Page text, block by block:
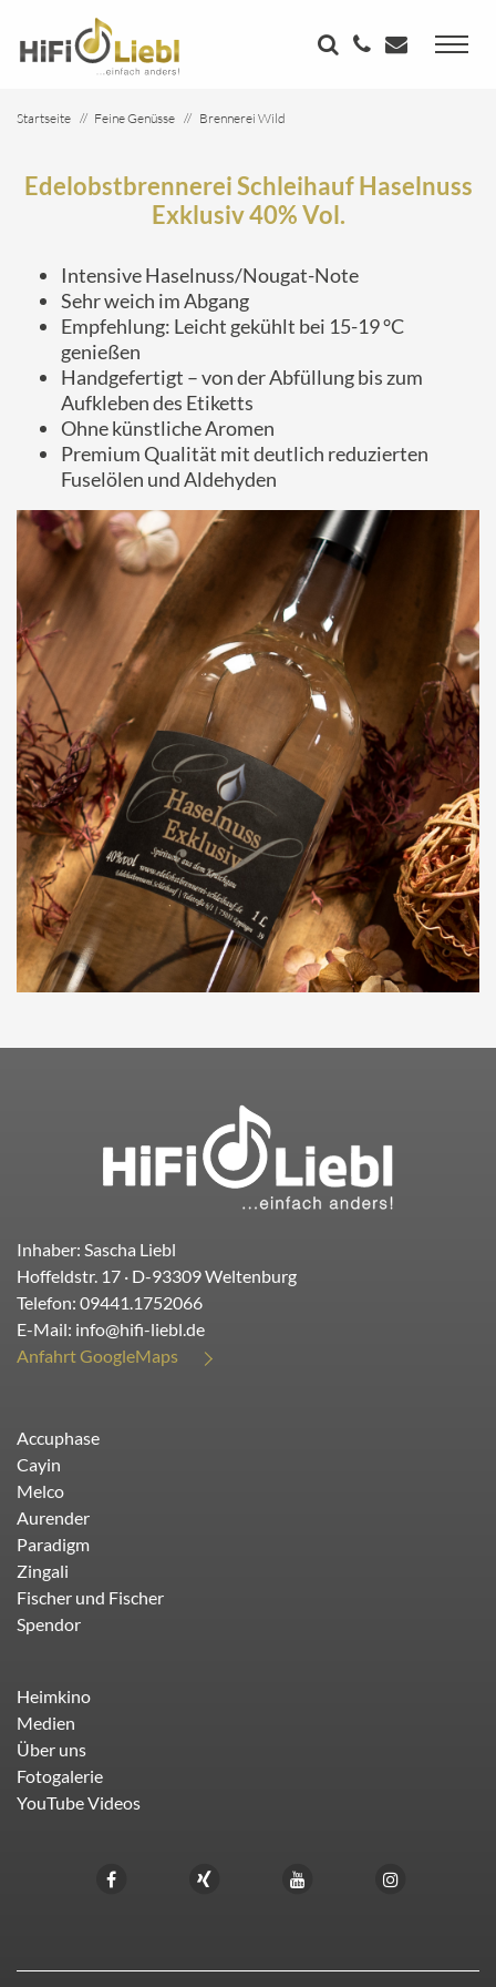
Startseite Feine Genüsse
Brennerei Wild
Edelobstbrennerei Schleihauf Haselnuss
Exklusiv 40% Vol.
Intensive Haselnuss/Nougat-Note
Sehr weich im Abgang
Empfehlung: Leicht gekühlt bei 15-19 °C
genießen
Handgefertigt – von der Abfüllung bis zum
Aufkleben des Etiketts
Ohne künstliche Aromen
Premium Qualität mit deutlich reduzierten
Fuselölen und Aldehyden
Inhaber: Sascha Liebl
Hoffeldstr. 17 · D-93309Weltenburg
Telefon: 09441.1752066
E-Mail: info@hifi-liebl.de
Anfahrt GoogleMaps
Accuphase
Cayin
Melco
Aurender
Paradigm
Zingali
Fischer und Fischer
Spendor
Heimkino
Medien
Über uns
Fotogalerie
YouTube Videos